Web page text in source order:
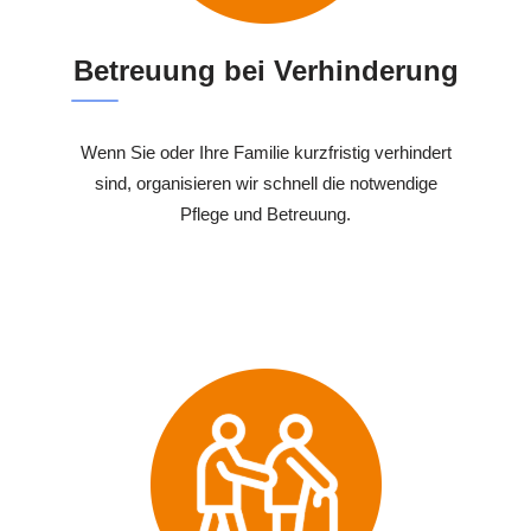
Betreuung bei Verhinderung
Wenn Sie oder Ihre Familie kurzfristig verhindert
sind, organisieren wir schnell die notwendige
Pflege und Betreuung.